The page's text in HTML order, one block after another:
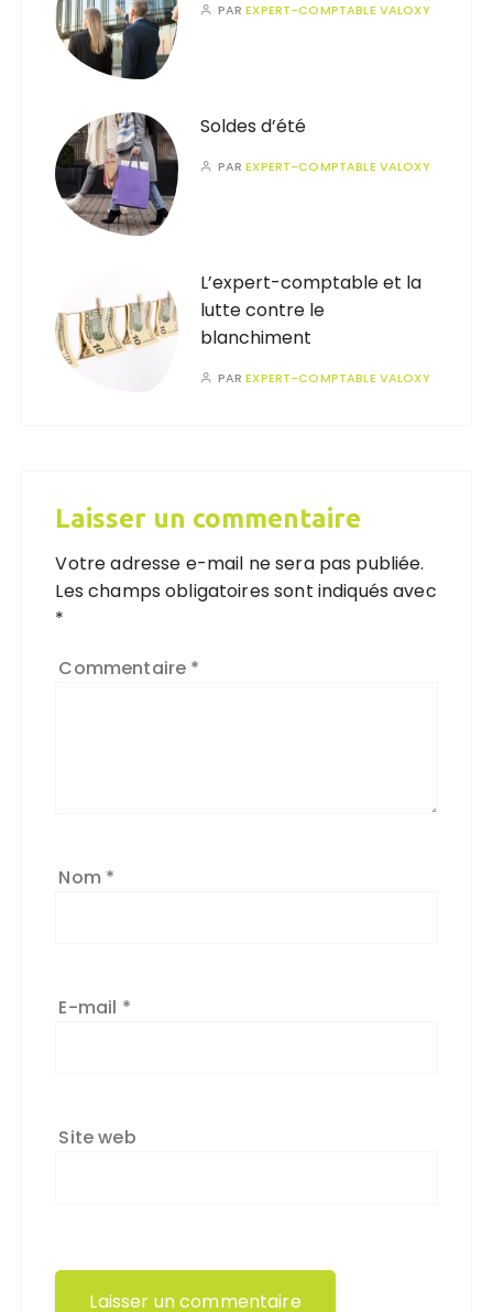
PAREXPERT-COMPTABLE VALOXY
Soldes d’été
PAREXPERT-COMPTABLE VALOXY
L’expert-comptable et la
lutte contre le
blanchiment
PAREXPERT-COMPTABLE VALOXY
Laisser un commentaire
Votre adresse e-mail ne sera pas publiée.
Les champs obligatoires sont indiqués avec
*
Commentaire *
Nom *
E-mail *
Site web